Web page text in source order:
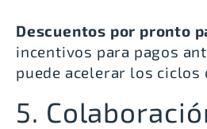
Descuentos por pronto
incentivos para pagos
puede acelerar los ciclos
5.